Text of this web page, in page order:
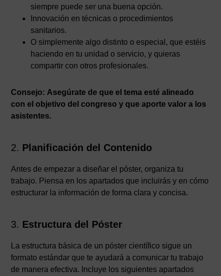
siempre puede ser una buena opción.
Innovación en técnicas o procedimientos
sanitarios.
O simplemente algo distinto o especial, que estéis
haciendo en tu unidad o servicio, y quieras
compartir con otros profesionales.
Consejo: Asegúrate de que el tema esté alineado
con el objetivo del congreso y que aporte valor a los
asistentes.
2. Planificación del Contenido
Antes de empezar a diseñar el póster, organiza tu
trabajo. Piensa en los apartados que incluirás y en cómo
estructurar la información de forma clara y concisa.
3. Estructura del Póster
La estructura básica de un póster científico sigue un
formato estándar que te ayudará a comunicar tu trabajo
de manera efectiva. Incluye los siguientes apartados